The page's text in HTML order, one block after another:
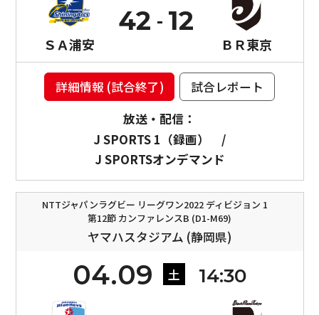
ＳＡ浦安
42
ＢＲ東京
12
詳細情報 (試合終了)
試合レポート
放送・配信：
J SPORTS 1（録画）
/
J SPORTSオンデマンド
NTTジャパンラグビー リーグワン2022 ディビジョン 1
第12節 カンファレンスB (D1-M69)
ヤマハスタジアム (静岡県)
04.09 土 14:30